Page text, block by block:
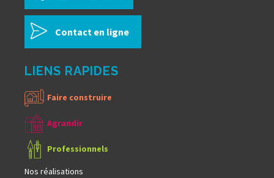
Contact en ligne
LIENS RAPIDES
Faire construire
Agrandir
Professionnels
Nos réalisations